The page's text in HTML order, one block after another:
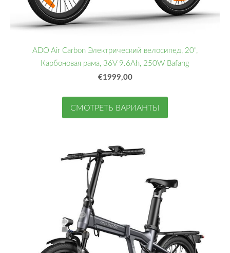
ADO Air Carbon Электрический велосипед, 20",
Карбоновая рама, 36V 9.6Ah, 250W Bafang
€1999,00
СМОТРЕТЬ ВАРИАНТЫ